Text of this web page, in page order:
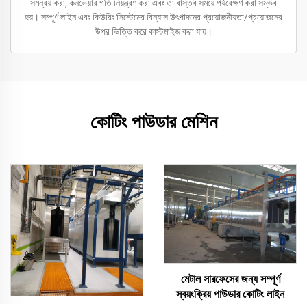
সমন্বয় করা, কনভেয়ার গতি নিয়ন্ত্রণ করা এবং তা বাস্তব সময়ে পর্যবেক্ষণ করা সম্ভব
হয়। সম্পূর্ণ লাইন এবং কিউরিং সিস্টেমের বিন্যাস উৎপাদনের প্রয়োজনীয়তা/প্রয়োজনের
উপর ভিত্তি করে কাস্টমাইজ করা যায়।
কোটিং পাউডার মেশিন
মেটাল সারফেসের জন্য সম্পূর্ণ
স্বয়ংক্রিয় পাউডার কোটিং লাইন